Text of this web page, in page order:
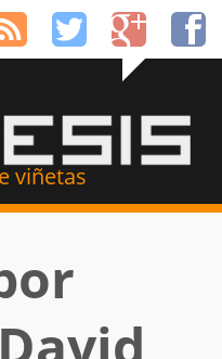
viñetas